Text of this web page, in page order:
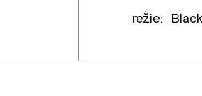
režie: